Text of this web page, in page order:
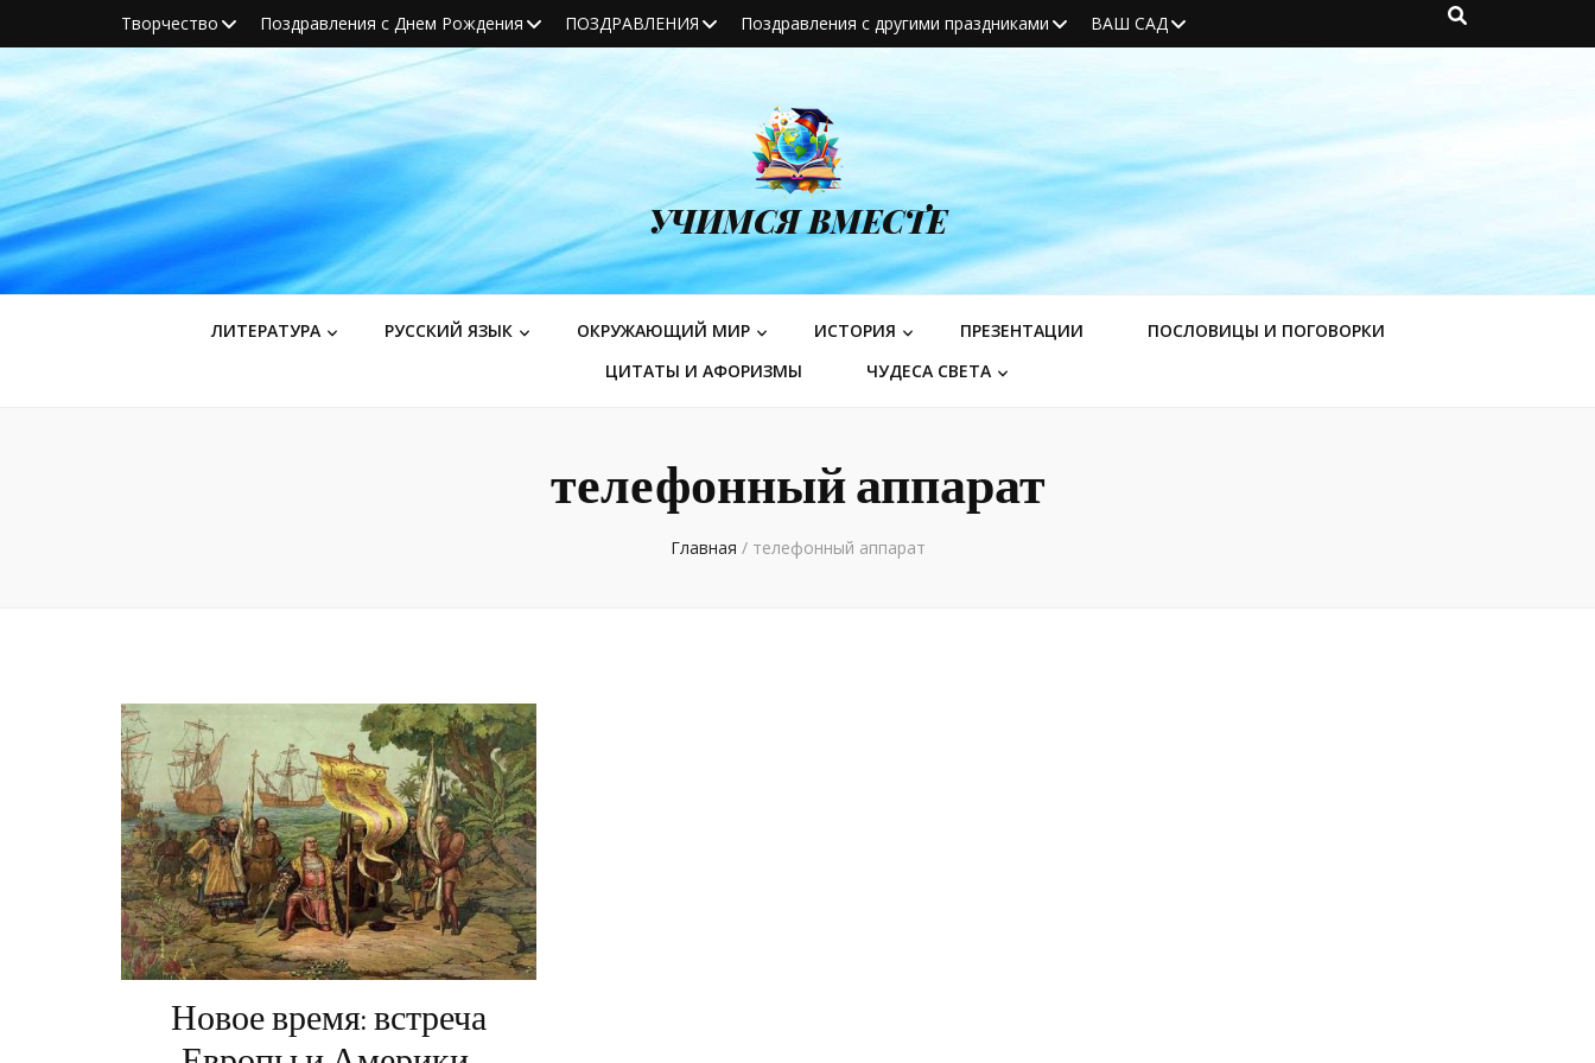
Творчество Поздравления с Днем Рождения ПОЗДРАВЛЕНИЯ Поздравления с другими праздниками ВАШ САД
УЧИМСЯ ВМЕСТЕ
ЛИТЕРАТУРА РУССКИЙ ЯЗЫК ОКРУЖАЮЩИЙ МИР ИСТОРИЯ ПРЕЗЕНТАЦИИ
ПОСЛОВИЦЫ И ПОГОВОРКИ
ЦИТАТЫ И АФОРИЗМЫ
ЧУДЕСА СВЕТА
телефонный аппарат
Главная / телефонный аппарат
Новое время: встреча